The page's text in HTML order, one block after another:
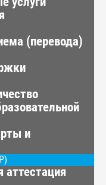
(перевода)
и
аттестация